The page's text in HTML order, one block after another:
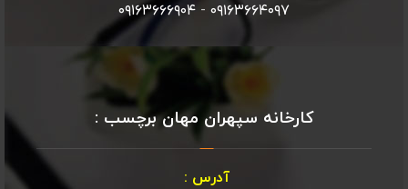
۰۹۱۶۳۶۶۴۰۹۷ - ۰۹۱۶۳۶۶۶۹۰۴
کارخانه سپهران مهان برچسب :
آدرس :